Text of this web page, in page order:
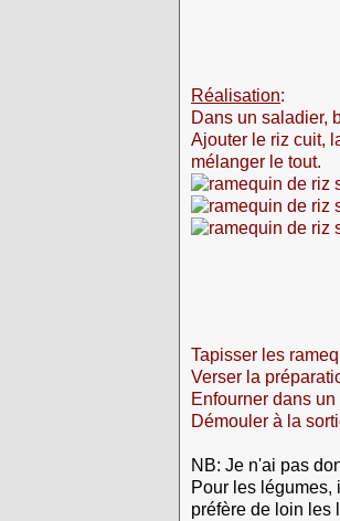
Réalisation:
Dans un saladier,
Ajouter le riz cuit,
mélanger le tout.
Tapisser les
Verser la
Enfourner dans
Démouler à la
NB: Je n'ai pas
Pour les légumes,
préfère de loin les